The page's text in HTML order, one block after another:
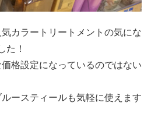
カラートリートメントの気にな
た！
格設定になっているのではない
ースティールも気軽に使えます